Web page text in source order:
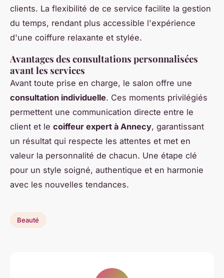
clients. La flexibilité de ce service facilite la gestion
du temps, rendant plus accessible l'expérience
d'une coiffure relaxante et stylée.
Avantages des consultations personnalisées
avant les services
Avant toute prise en charge, le salon offre une
consultation individuelle. Ces moments privilégiés
permettent une communication directe entre le
client et le coiffeur expert à Annecy, garantissant
un résultat qui respecte les attentes et met en
valeur la personnalité de chacun. Une étape clé
pour un style soigné, authentique et en harmonie
avec les nouvelles tendances.
Beauté